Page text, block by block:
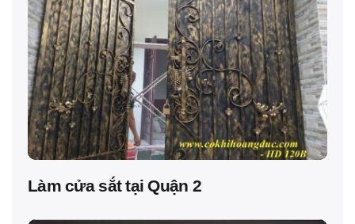
Làm cửa sắt tại Quận 2